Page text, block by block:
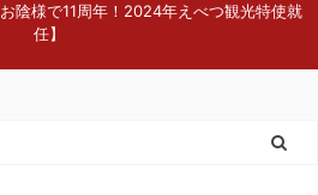
陰様で11周年！2024年えべつ観光特使就
任】